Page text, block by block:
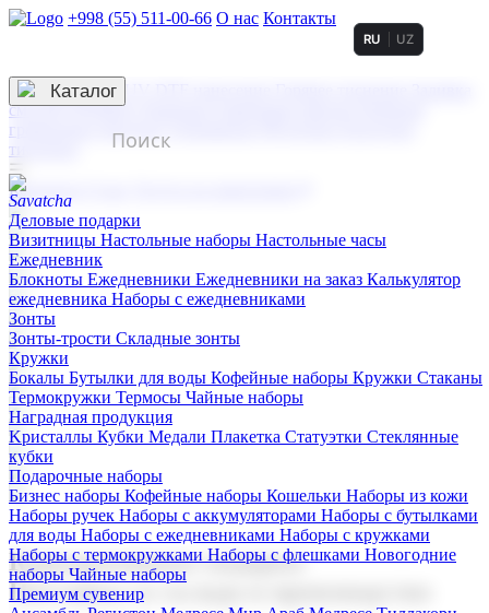
+998 (55) 511-00-66 О нас Контакты
3D гравировка
смолой (Doming)
гравировка твердая
тиснение
RU UZ
☰
Контакты
Каталог
Деловые подарки
Визитницы Настольные наборы Настольные часы
Ежедневник
Блокноты Ежедневники Ежедневники на заказ Калькулятор
ежедневника Наборы с ежедневниками
Зонты
Зонты-трости Складные зонты
Кружки
Бокалы Бутылки для воды Кофейные наборы Кружки Стаканы
Термокружки Термосы Чайные наборы
Наградная продукция
Kристаллы Кубки Медали Плакетка Статуэтки Стеклянные
кубки
Подарочные наборы
Бизнес наборы Кофейные наборы Кошельки Наборы из кожи
Наборы ручек Наборы с аккумуляторами Наборы с бутылками
для воды Наборы с ежедневниками Наборы с кружками
Наборы с термокружками Наборы с флешками Новогодние
наборы Чайные наборы
Премиум сувенир
Корпоративные подарки
Поставка со склада и производство